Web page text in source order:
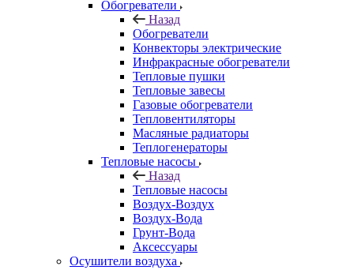
Обогреватели
Назад
Обогреватели
Конвекторы электрические
Инфракрасные обогреватели
Тепловые пушки
Тепловые завесы
Газовые обогреватели
Тепловентиляторы
Масляные радиаторы
Теплогенераторы
Тепловые насосы
Назад
Тепловые насосы
Воздух-Воздух
Воздух-Вода
Грунт-Вода
Аксессуары
Осушители воздуха